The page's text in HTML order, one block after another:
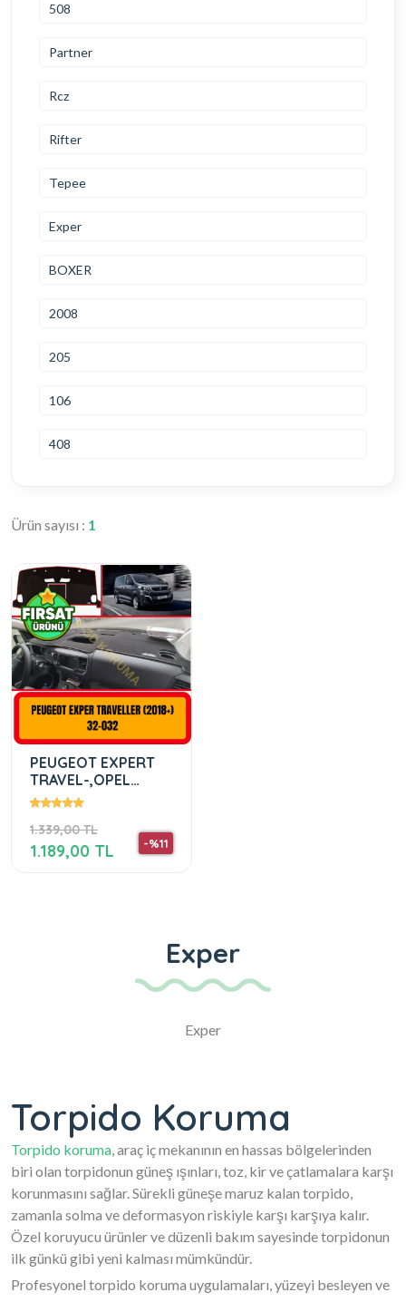
508
Partner
Rcz
Rifter
Tepee
Exper
BOXER
2008
205
106
408
Ürün sayısı : 1
PEUGEOT EXPERT
TRAVEL-,OPEL
VİVARO & ZAFİRA -
TRAVEL- TOYOTA
PROACE VERDİ -
1.339,00 TL
-%11
1.189,00 TL
Exper
Exper
Torpido Koruma
Torpido koruma, araç iç mekanının en hassas bölgelerinden
biri olan torpidonun güneş ışınları, toz, kir ve çatlamalara karşı
korunmasını sağlar. Sürekli güneşe maruz kalan torpido,
zamanla solma ve deformasyon riskiyle karşı karşıya kalır.
Özel koruyucu ürünler ve düzenli bakım sayesinde torpidonun
ilk günkü gibi yeni kalması mümkündür.
Profesyonel torpido koruma uygulamaları, yüzeyi besleyen ve